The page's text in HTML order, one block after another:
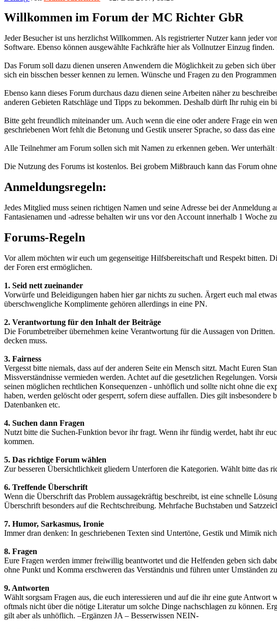
Willkommen im Forum der MC Richter GbR
Jeder Besucher ist uns herzlichst Willkommen. Als registrierter Nutzer kann jeder
Software. Ebenso können ausgewählte Fachkräfte hier als Vollnutzer Einzug
Das Forum soll dazu dienen unseren Anwendern die Möglichkeit zu geben sich
sich ein bisschen besser kennen zu lernen. Wünsche und Fragen zu den
Ebenso kann dieses Forum durchaus dazu dienen seine Arbeiten näher zu
anderen Gebieten Ratschläge und Tipps zu bekommen. Deshalb dürft Ihr ruhig ein
Bitte geht freundlich miteinander um. Auch wenn die eine oder andere Frage ein
geschriebenen Wort fehlt die Betonung und Gestik unserer Sprache, so dass das
Alle Teilnehmer am Forum sollen sich mit Namen zu erkennen geben. Wer
Die Nutzung des Forums ist kostenlos. Bei grobem Mißbrauch kann das Forum
Anmeldungsregeln:
Jedes Mitglied muss seinen richtigen Namen und seine Adresse bei der
Fantasienamen und -adresse behalten wir uns vor den Account innerhalb 1 Woche
Forums-Regeln
Vor allem möchten wir euch um gegenseitige Hilfsbereitschaft und Respekt bitten.
der Foren erst ermöglichen.
1. Seid nett zueinander
Vorwürfe und Beleidigungen haben hier gar nichts zu suchen. Ärgert euch mal
überschwengliche Komplimente gehören allerdings in eine PN.
2. Verantwortung für den Inhalt der Beiträge
Die Forumbetreiber übernehmen keine Verantwortung für die Aussagen von
decken muss.
3. Fairness
Vergesst bitte niemals, dass auf der anderen Seite ein Mensch sitzt. Macht Euren
Missverständnisse vermieden werden. Achtet auf die gesetzlichen Regelungen.
seinen möglichen rechtlichen Konsequenzen - unhöflich und sollte nicht ohne die
haben, werden gelöscht oder gesperrt, sofern diese auffallen. Dies gilt
Datenbanken etc.
4. Suchen dann Fragen
Nutzt bitte die Suchen-Funktion bevor ihr fragt. Wenn ihr fündig werdet, habt ihr
kommen.
5. Das richtige Forum wählen
Zur besseren Übersichtlichkeit gliedern Unterforen die Kategorien. Wählt bitte das
6. Treffende Überschrift
Wenn die Überschrift das Problem aussagekräftig beschreibt, ist eine schnelle
Überschrift besonders auf die Rechtschreibung. Mehrfache Buchstaben und
7. Humor, Sarkasmus, Ironie
Immer dran denken: In geschriebenen Texten sind Untertöne, Gestik und Mimik
8. Fragen
Eure Fragen werden immer freiwillig beantwortet und die Helfenden geben sich
ohne Punkt und Komma erschweren das Verständnis und führen unter Umständen
9. Antworten
Wählt sorgsam Fragen aus, die euch interessieren und auf die ihr eine gute
oftmals nicht über die nötige Literatur um solche Dinge nachschlagen zu können.
gilt aber als unhöflich. –Ergänzen JA – Besserwissen NEIN-